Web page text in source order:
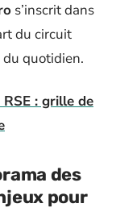
s’inscrit dans
du circuit
quotidien.
: grille de
des
pour